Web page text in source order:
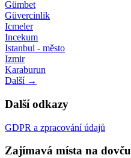
Gümbet
Güvercinlik
Icmeler
Incekum
Istanbul - město
Izmir
Karaburun
Další →
Další odkazy
GDPR a zpracování údajů
Zajímavá místa na dovču